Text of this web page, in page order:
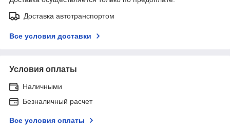
Доставка автотранспортом
Все условия доставки
Условия оплаты
Наличными
Безналичный расчет
Все условия оплаты